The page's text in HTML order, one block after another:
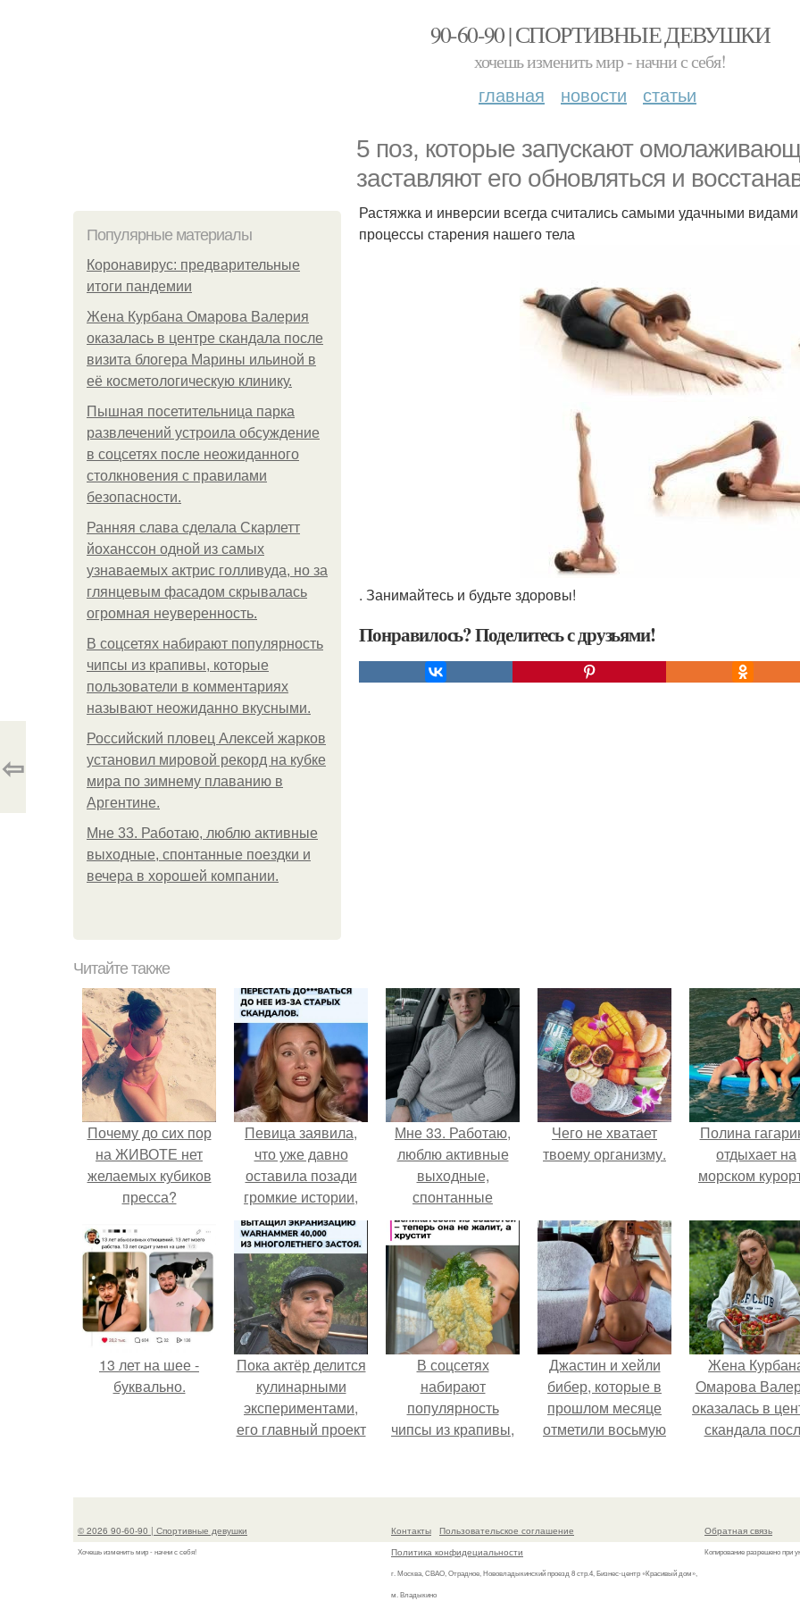
90-60-90 | СПОРТИВНЫЕ ДЕВУШКИ
хочешь изменить мир - начни с себя!
главная новости статьи
5 поз, которые запускают
заставляют его обновляться и
Популярные материалы
Коронавирус: предварительные
итоги пандемии
Жена Курбана Омарова Валерия
оказалась в центре скандала после
визита блогера Марины ильиной в
её косметологическую клинику.
Пышная посетительница парка
развлечений устроила обсуждение
в соцсетях после неожиданного
столкновения с правилами
безопасности.
Ранняя слава сделала Скарлетт
йоханссон одной из самых
узнаваемых актрис голливуда, но за
глянцевым фасадом скрывалась
огромная неуверенность.
В соцсетях набирают популярность
чипсы из крапивы, которые
пользователи в комментариях
называют неожиданно вкусными.
Российский пловец Алексей жарков
установил мировой рекорд на кубке
мира по зимнему плаванию в
Аргентине.
Мне 33. Работаю, люблю активные
выходные, спонтанные поездки и
вечера в хорошей компании.
Растяжка и инверсии всегда считались самыми удачными
процессы старения нашего тела
. Занимайтесь и будьте здоровы!
Понравилось? Поделитесь с друзьями!
⇦
Читайте также
Почему до сих пор
на ЖИВОТЕ нет
желаемых кубиков
пресса?
Певица заявила,
что уже давно
оставила позади
громкие истории,
сосредоточилась на
творчестве и не
дает новых
поводов для
конфликтов.
Мне 33. Работаю,
люблю активные
выходные,
спонтанные
поездки и вечера в
хорошей компании.
Чего не хватает
твоему организму.
Полина
отдыхает на
морском
13 лет на шее -
буквально.
Пока актёр делится
кулинарными
экспериментами,
его главный проект
В соцсетях
набирают
популярность
чипсы из крапивы,
комментариях
неожиданно
вкусными.
Джастин и хейли
бибер, которые в
прошлом месяце
отметили восьмую
новые фото с
Жена
Омарова
оказалась в
скандала
её
клинику.
© 2026 90-60-90 | Спортивные девушки
Хочешь изменить мир - начни с себя!
Контакты
Пользовательское соглашение
Политика конфидециальности
г. Москва, СВАО, Отрадное, Нововладыкинский проезд 8 стр.4, Бизнес-центр «Красивый дом»,
м. Владыкино
Обратная связь
Копирование разрешено при